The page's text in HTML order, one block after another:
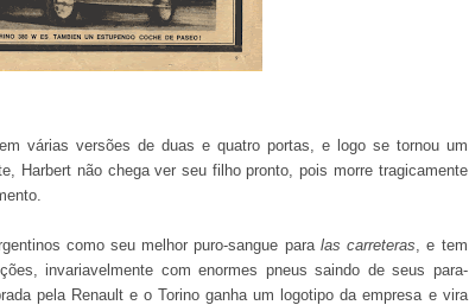
várias versões de duas e quatro portas, e logo se tornou um
Harbert não chega ver seu filho pronto, pois morre tragicamente
como seu melhor puro-sangue para las carreteras, e tem
invariavelmente com enormes pneus saindo de seus para-
pela Renault e o Torino ganha um logotipo da empresa e vira